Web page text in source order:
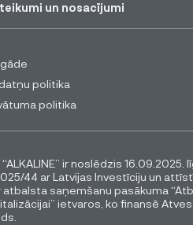
un nosacījumi
politika
politika
“ALKALINE” ir noslēdzis 16.09.2025.
44 ar Latvijas Investīciju un
atbalsta saņemšanu pasākuma
ietvaros, ko finansē